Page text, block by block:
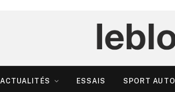
ACTUALITÉS ESSAIS SPORT AUTO